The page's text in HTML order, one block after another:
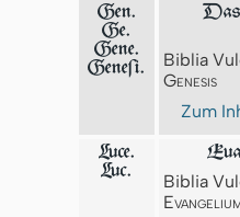
Gen.
Ge.
Gene.
Geneſi.
Das
Biblia
Genesis
Zum
Luce.
Luc.
Biblia